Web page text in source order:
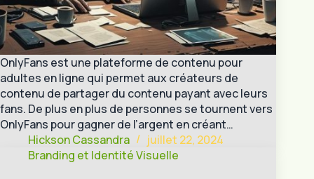
OnlyFans est une plateforme de contenu pour
adultes en ligne qui permet aux créateurs de
contenu de partager du contenu payant avec leurs
fans. De plus en plus de personnes se tournent vers
OnlyFans pour gagner de l’argent en créant…
Hickson Cassandra
juillet 22, 2024
Branding et Identité Visuelle